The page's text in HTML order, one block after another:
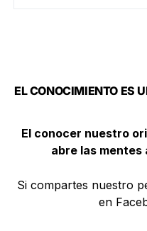
EL CONOCIMIENTO ES
El conocer nuestro
abre las mentes
Si compartes nuestro
en